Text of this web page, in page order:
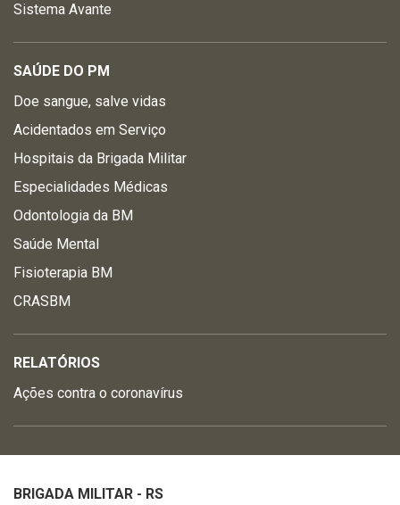
Sistema Avante
SAÚDE DO PM
Doe sangue, salve vidas
Acidentados em Serviço
Hospitais da Brigada Militar
Especialidades Médicas
Odontologia da BM
Saúde Mental
Fisioterapia BM
CRASBM
RELATÓRIOS
Ações contra o coronavírus
BRIGADA MILITAR - RS